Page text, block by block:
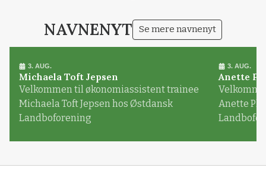
NAVNENYT Se mere navnenyt
3. AUG.
Michaela Toft Jepsen
Velkommen til økonomiassistent trainee
Michaela Toft Jepsen hos Østdansk
Landboforening
3. AUG.
Anette
Anette